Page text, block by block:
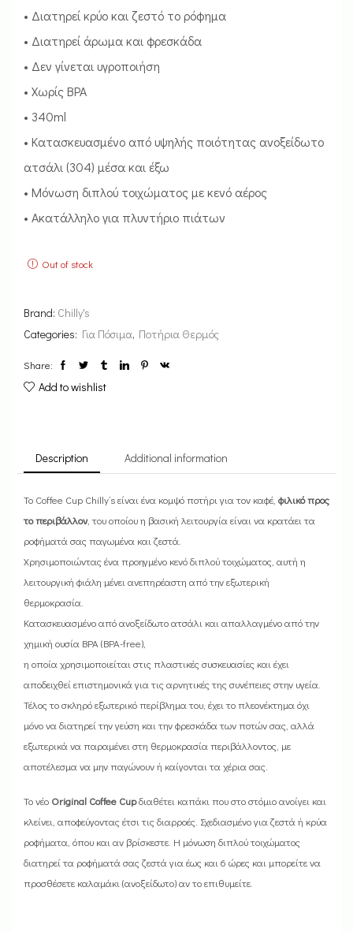
• Διατηρεί κρύο και ζεστό το ρόφημα
• Διατηρεί άρωμα και φρεσκάδα
• Δεν γίνεται υγροποιήση
• Χωρίς BPA
• 340ml
• Κατασκευασμένο από υψηλής ποιότητας ανοξείδωτο
ατσάλι (304) μέσα και έξω
• Μόνωση διπλού τοιχώματος με κενό αέρος
• Ακατάλληλο για πλυντήριο πιάτων
Out of stock
Brand: Chilly's
Categories: Για Πόσιμα, Ποτήρια Θερμός
Share:
Add to wishlist
Description Additional information
Το Coffee Cup Chilly’s είναι ένα κομψό ποτήρι για τον καφέ, φιλικό προς
το περιβάλλον, του οποίου η βασική λειτουργία είναι να κρατάει τα
ροφήματά σας παγωμένα και ζεστά.
Χρησιμοποιώντας ένα προηγμένο κενό διπλού τοιχώματος, αυτή η
λειτουργική φιάλη μένει ανεπηρέαστη από την εξωτερική
θερμοκρασία.
Κατασκευασμένο από ανοξείδωτο ατσάλι και απαλλαγμένο από την
χημική ουσία BPA (BPA-free),
η οποία χρησιμοποιείται στις πλαστικές συσκευασίες και έχει
αποδειχθεί επιστημονικά για τις αρνητικές της συνέπειες στην υγεία.
Τέλος το σκληρό εξωτερικό περίβλημα του, έχει το πλεονέκτημα όχι
μόνο να διατηρεί την γεύση και την φρεσκάδα των ποτών σας, αλλά
εξωτερικά να παραμένει στη θερμοκρασία περιβάλλοντος, με
αποτέλεσμα να μην παγώνουν ή καίγονται τα χέρια σας.
Το νέο Original Coffee Cupδιαθέτει καπάκι που στο στόμιο ανοίγει και
κλείνει, αποφεύγοντας έτσι τις διαρροές. Σχεδιασμένο για ζεστά ή κρύα
ροφήματα, όπου και αν βρίσκεστε. Η μόνωση διπλού τοιχώματος
διατηρεί τα ροφήματά σας ζεστά για έως και 6 ώρες και μπορείτε να
προσθέσετε καλαμάκι (ανοξείδωτο) αν το επιθυμείτε.